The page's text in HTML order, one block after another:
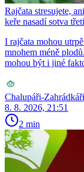
Rajčata stresujete,
keře nasadí sotva
I rajčata mohou
mnohem méně
mohou být i jiné
Chalupáři-Zahrádkáři
8. 8. 2026, 21:51
2 min